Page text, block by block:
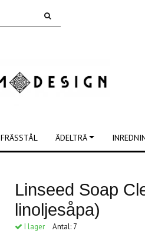
FRÄSSTÅL ÄDELTRÄ
Linseed Soap
linoljesåpa)
I lager Antal: 7